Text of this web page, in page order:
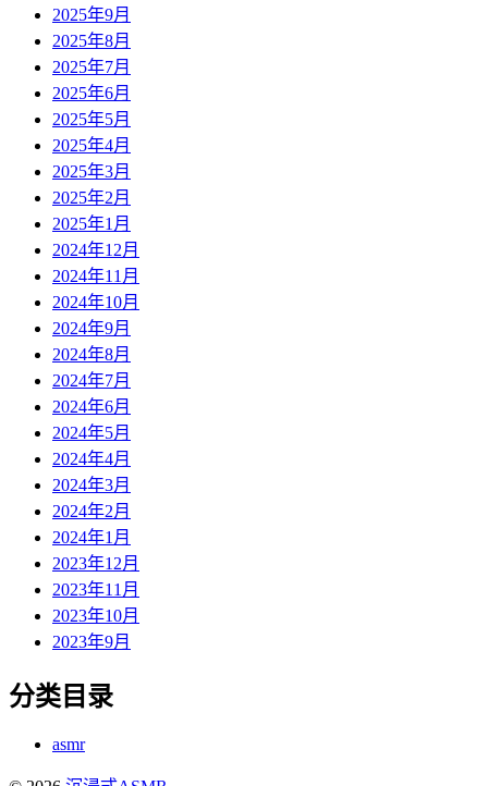
2025年9月
2025年8月
2025年7月
2025年6月
2025年5月
2025年4月
2025年3月
2025年2月
2025年1月
2024年12月
2024年11月
2024年10月
2024年9月
2024年8月
2024年7月
2024年6月
2024年5月
2024年4月
2024年3月
2024年2月
2024年1月
2023年12月
2023年11月
2023年10月
2023年9月
分类目录
asmr